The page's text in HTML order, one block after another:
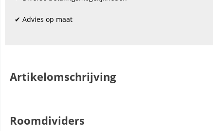
✔ Advies op maat
Artikelomschrijving
Roomdividers